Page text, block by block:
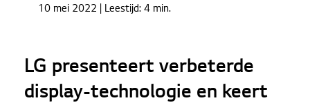
LG presenteert verbeterde display-technologie en
10 mei 2022 | Leestijd: 4 min.
LG presenteert verbeterde
display-technologie en keert